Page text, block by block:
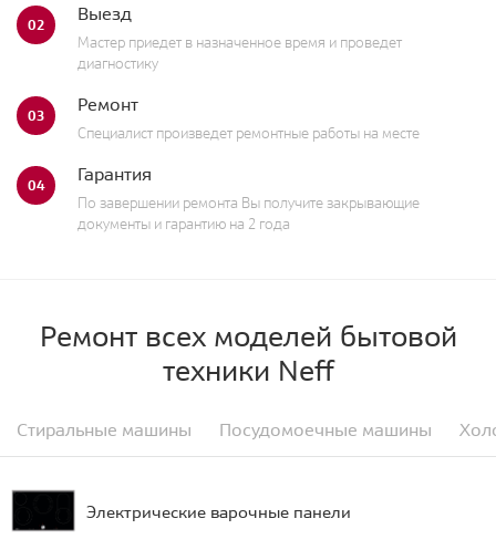
02 Выезд
Мастер приедет в назначенное время и проведет
диагностику
03 Ремонт
Специалист произведет ремонтные работы на месте
04 Гарантия
По завершении ремонта Вы получите закрывающие
документы и гарантию на 2 года
Ремонт всех моделей бытовой
техники Neff
Стиральные машины Посудомоечные машины
Электрические варочные панели